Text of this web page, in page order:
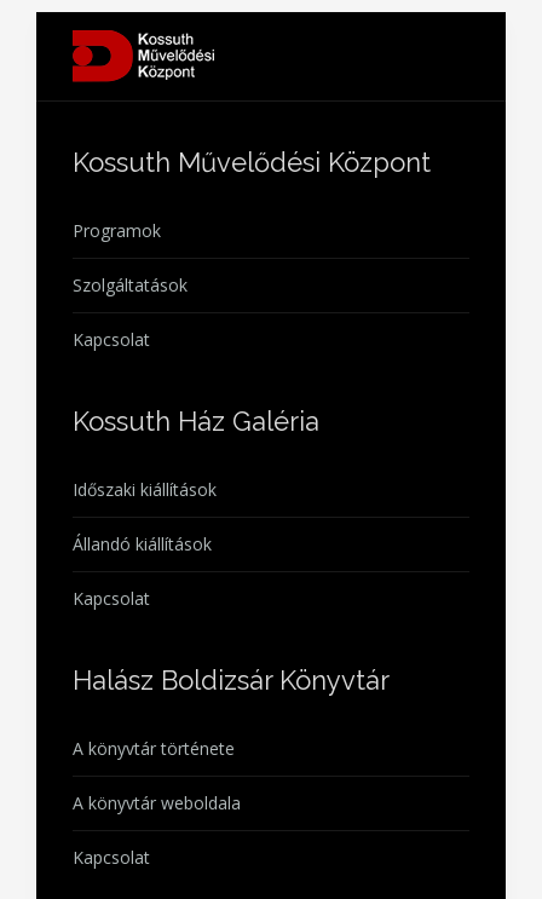
Kossuth Művelődési Központ
Programok
Szolgáltatások
Kapcsolat
Kossuth Ház Galéria
Időszaki kiállítások
Állandó kiállítások
Kapcsolat
Halász Boldizsár Könyvtár
A könyvtár története
A könyvtár weboldala
Kapcsolat